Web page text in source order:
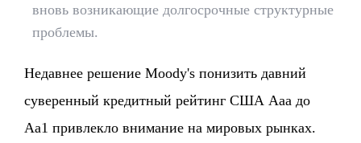
вновь возникающие долгосрочные структурные
проблемы.
Недавнее решение Moody's понизить давний
суверенный кредитный рейтинг США Aaa до
Aa1 привлекло внимание на мировых рынках.